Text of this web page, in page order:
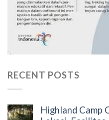
RECENT POSTS
Highland Camp